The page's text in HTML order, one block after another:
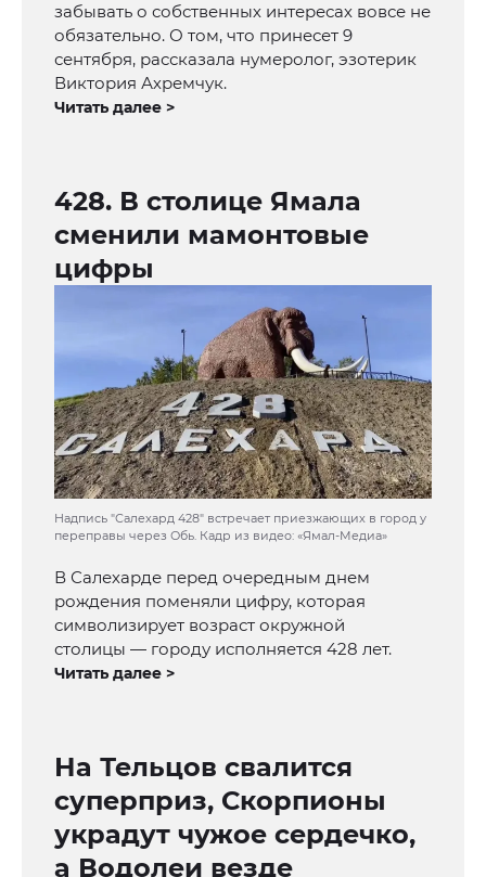
забывать о собственных интересах вовсе не
обязательно. О том, что принесет 9
сентября, рассказала нумеролог, эзотерик
Виктория Ахремчук.
Читать далее >
428. В столице Ямала
сменили мамонтовые
цифры
Надпись "Салехард 428" встречает приезжающих в город у
переправы через Обь. Кадр из видео: «Ямал-Медиа»
В Салехарде перед очередным днем
рождения поменяли цифру, которая
символизирует возраст окружной
столицы — городу исполняется 428 лет.
Читать далее >
На Тельцов свалится
суперприз, Скорпионы
украдут чужое сердечко,
а Водолеи везде